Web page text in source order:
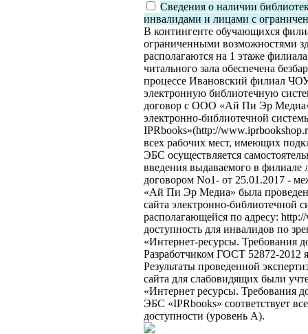
Сведения о наличии
инвалидами и лицами с
В контингенте обучающихся
ограниченными возможностями
располагаются на 1 этаже
читального зала обеспечена
процессе Ивановский филиал
электронную библиотечную
договор с ООО «Ай Пи Эр Медиа»
электронно-библиотечной
IPRbooks»(http://
всех рабочих мест, имеющих
ЭБС осуществляется
введения выдаваемого в филиале
договором No1- от 25.01.2017
«Ай Пи Эр Медиа» была
сайта электронно-библиотечной
располагающейся по адресу:
доступность для инвалидов по
«Интернет-ресурсы. Требования
Разработчиком ГОСТ 52872-
Результаты проведенной
сайта для слабовидящих были
«Интернет ресурсы. Требования
ЭБС «IPRbooks» соответствует
доступности (уровень А).